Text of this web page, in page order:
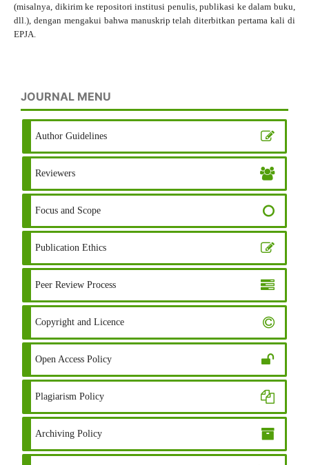
(misalnya, dikirim ke repositori institusi penulis, publikasi ke dalam buku,
dll.), dengan mengakui bahwa manuskrip telah diterbitkan pertama kali di
EPJA.
JOURNAL MENU
Author Guidelines
Reviewers
Focus and Scope
Publication Ethics
Peer Review Process
Copyright and Licence
Open Access Policy
Plagiarism Policy
Archiving Policy